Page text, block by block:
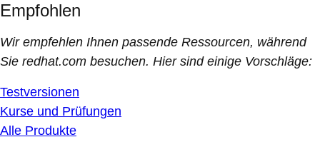
Empfohlen
Wir empfehlen Ihnen passende Ressourcen, während
Sie redhat.com besuchen. Hier sind einige Vorschläge:
Testversionen
Kurse und Prüfungen
Alle Produkte